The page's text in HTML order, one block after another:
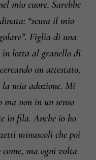
mio cuore. Sarebbe
“scusa il mio
Figlia di una
in lotta al granello di
un attestato,
la mia adozione. Mi
ma non in un senso
in fila. Anche io ho
minuscoli che poi
ma ogni volta